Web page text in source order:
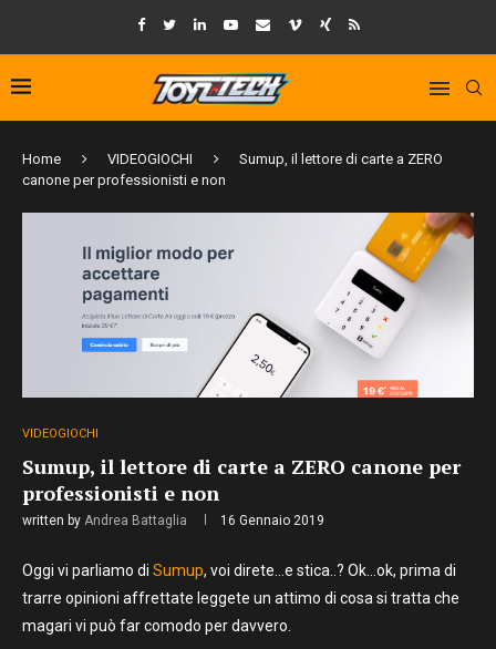
Home VIDEOGIOCHI
Sumup, il lettore di carte a ZERO
canone per professionisti e non
VIDEOGIOCHI
Sumup, il lettore di carte a ZERO canone per
professionisti e non
written by Andrea Battaglia 16 Gennaio 2019
Oggi vi parliamo di Sumup, voi direte…e stica..? Ok…ok, prima di
trarre opinioni affrettate leggete un attimo di cosa si tratta che
magari vi può far comodo per davvero.